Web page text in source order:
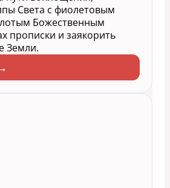
Света с фиолетовым
Божественным
прописки и заякорить
Земли.